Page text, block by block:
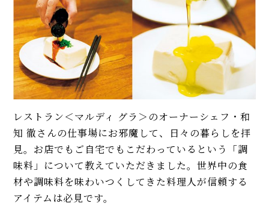
レストラン＜マルディ グラ＞のオーナーシェフ・和
知 徹さんの仕事場にお邪魔して、日々の暮らしを拝
見。お店でもご自宅でもこだわっているという「調
味料」について教えていただきました。世界中の食
材や調味料を味わいつくしてきた料理人が信頼する
アイテムは必見です。